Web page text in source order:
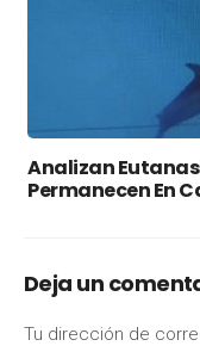
Analizan
Permanecen En
Deja un
Tu dirección de